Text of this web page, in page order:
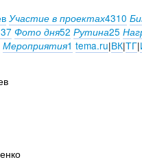
Участие в проектах4310
Фото дня52 Рутина25
Мероприятия1 tema.ru|ВК|ТГ|